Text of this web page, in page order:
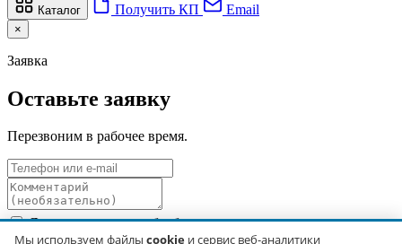
Мы используем файлы cookie и сервис веб-аналитики
Каталог Получить КП Email
×
Заявка
Оставьте заявку
Перезвоним в рабочее время.
Я даю согласие на обработку персональных данных в
соответствии с Политикой обработки персональных данных